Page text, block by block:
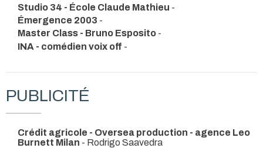
Studio 34 - École Claude Mathieu -
Émergence 2003 -
Master Class - Bruno Esposito -
INA - comédien voix off -
PUBLICITÉ
Crédit agricole - Oversea production - agence Leo
Burnett Milan - Rodrigo Saavedra